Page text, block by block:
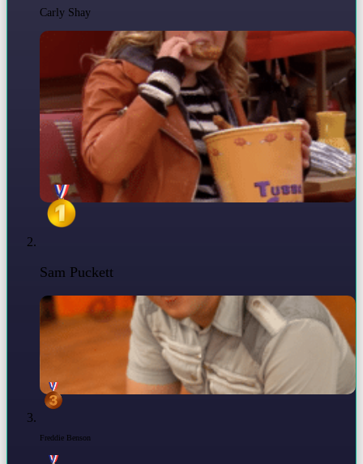
Carly Shay
Sam Puckett
Freddie Benson